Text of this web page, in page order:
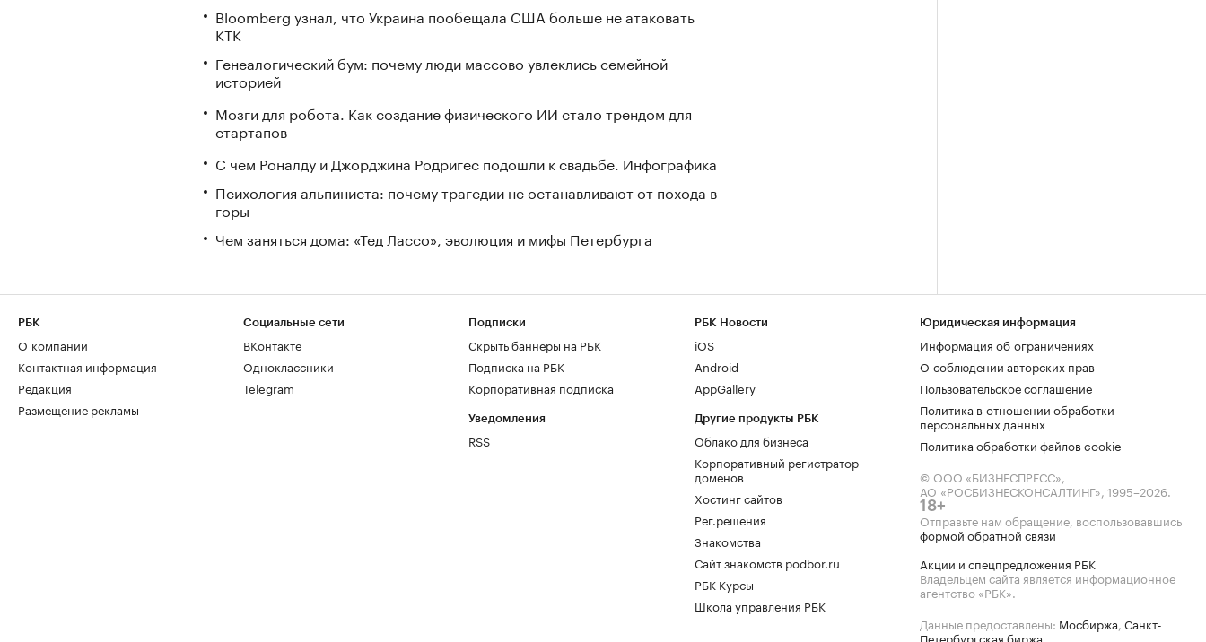
Bloomberg узнал, что Украина пообещала США больше не атаковать
КТК
Генеалогический бум: почему люди массово увлеклись семейной
историей
Мозги для робота. Как создание физического ИИ стало трендом для
стартапов
С чем Роналду и Джорджина Родригес подошли к свадьбе. Инфографика
Психология альпиниста: почему трагедии не останавливают от похода в
горы
Чем заняться дома: «Тед Лассо», эволюция и мифы Петербурга
РБК
О компании
Контактная информация
Редакция
Размещение рекламы
Социальные сети
ВКонтакте
Одноклассники
Telegram
Подписки
Скрыть баннеры на РБК
Подписка на РБК
Корпоративная подписка
Уведомления
RSS
РБК Новости
iOS
Android
AppGallery
Другие продукты РБК
Облако для бизнеса
Корпоративный регистратор
доменов
Хостинг сайтов
Рег.решения
Знакомства
Сайт знакомств podbor.ru
РБК Курсы
Школа управления РБК
Юридическая информация
Информация об ограничениях
О соблюдении авторских прав
Пользовательское соглашение
Политика в отношении обработки
персональных данных
Политика обработки файлов cookie
© ООО «БИЗНЕСПРЕСС»,
АО «РОСБИЗНЕСКОНСАЛТИНГ», 1995–2026.
18+
Отправьте нам обращение, воспользовавшись
формой обратной связи
Акции и спецпредложения РБК
Владельцем сайта является информационное
агентство «РБК».
Данные предоставлены: Мосбиржа, Санкт-
Петербургская биржа